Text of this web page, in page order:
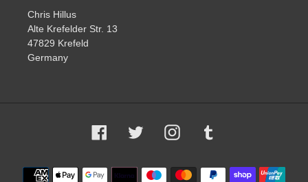
Chris Hillus
Alte Krefelder Str. 13
47829 Krefeld
Germany
Facebook Twitter Instagram
Zahlungsmethoden